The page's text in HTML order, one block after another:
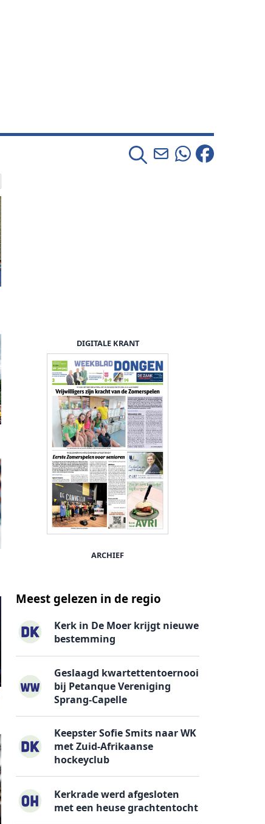
DIGITALE KRANT
ARCHIEF
Meest gelezen in de regio
Kerk in De Moer krijgt nieuwe
bestemming
Geslaagd kwartettentoernooi
bij Petanque Vereniging
Sprang-Capelle
Keepster Sofie Smits naar WK
met Zuid-Afrikaanse
hockeyclub
Kerkrade werd afgesloten
met een heuse grachtentocht